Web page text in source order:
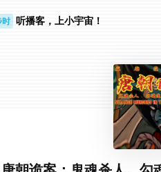
时 听播客，上小宇宙！